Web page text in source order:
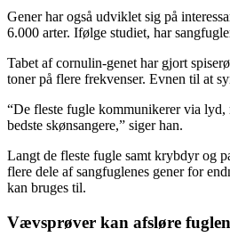
Gener har også udviklet sig på
6.000 arter. Ifølge studiet, har
Tabet af cornulin-genet har gjort
toner på flere frekvenser. Evnen til at
“De fleste fugle kommunikerer via lyd,
bedste skønsangere,” siger han.
Langt de fleste fugle samt krybdyr og
flere dele af sangfuglenes gener for
kan bruges til.
Vævsprøver kan afsløre